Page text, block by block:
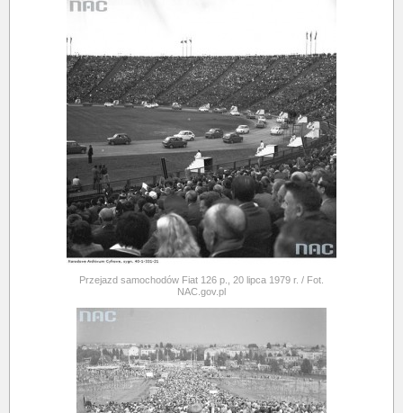
Przejazd samochodów Fiat 126 p., 20 lipca 1979 r. / Fot.
NAC.gov.pl